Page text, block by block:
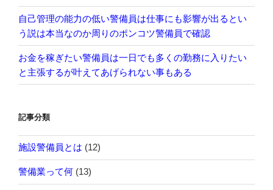
自己管理の能力の低い警備員は仕事にも影響が出るとい
う説は本当なのか周りのポンコツ警備員で確認
お金を稼ぎたい警備員は一日でも多くの勤務に入りたい
と主張するが叶えてあげられない事もある
記事分類
施設警備員とは (12)
警備業って何 (13)